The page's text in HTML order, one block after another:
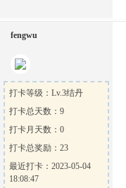
fengwu
打卡等级：Lv.3结丹
打卡总天数：9
打卡月天数：0
打卡总奖励：23
最近打卡：2023-05-04
18:08:47